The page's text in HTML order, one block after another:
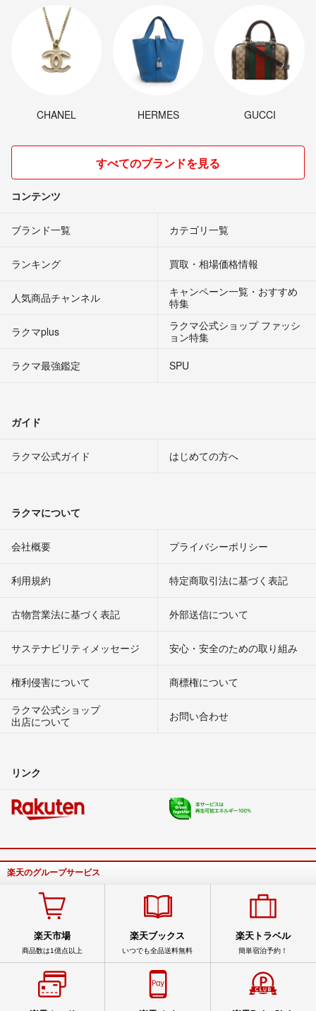
CHANEL HERMES GUCCI
すべてのブランドを見る
コンテンツ
ブランド一覧 カテゴリ一覧
ランキング 買取・相場価格情報
人気商品チャンネル
キャンペーン一覧・おすすめ
特集
ラクマplus
ラクマ公式ショップ ファッシ
ョン特集
ラクマ最強鑑定
SPU
ガイド
ラクマ公式ガイド はじめての方へ
ラクマについて
会社概要 プライバシーポリシー
利用規約 特定商取引法に基づく表記
古物営業法に基づく表記 外部送信について
サステナビリティメッセージ 安心・安全のための取り組み
権利侵害について
商標権について
ラクマ公式ショップ
出店について
お問い合わせ
リンク
楽天のグループサービス
楽天市場
商品数は1億点以上
楽天ブックス
いつでも全品送料無料
楽天トラベル
簡単宿泊予約！